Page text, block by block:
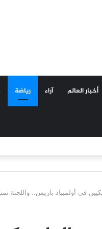
أخبار العالم آراء رياضة
في أولمبياد باريس.. واللجنة